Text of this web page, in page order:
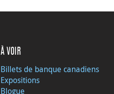
À VOIR
Billets de banque canadiens
Expositions
Blogue